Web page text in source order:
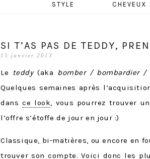
STYLE CHEVEUX
SI T’AS PAS DE TEDDY,
15 janvier 2013
Le teddy(aka bomber / bombardier /
Quelques semaines après
dansce look, vous pourrez trouver
l’offre s’étoffe de jour en jour :)
Classique, bi-matières, ou encore en
trouver son compte. Voici donc les